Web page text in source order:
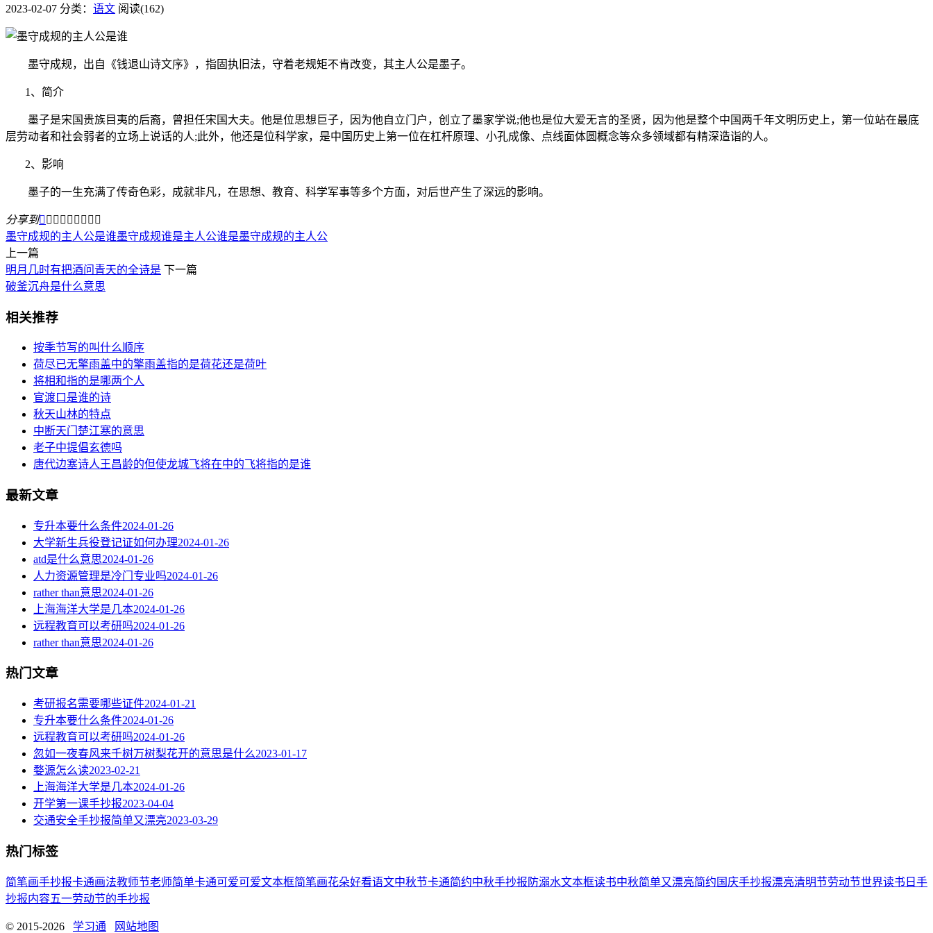
2023-02-07 分类： 语文 阅读(162)
墨守成规，出自《钱退山诗文序》，指固执旧法，守着老规矩不肯改变，其主人公是墨子。
1、简介
墨子是宋国贵族目夷的后裔，曾担任宋国大夫。他是位思想巨子，因为他自立门户，创立了墨家学说;他也是位大爱无言的圣贤，因为他是整个中国两千年文明历史上，第一位站在最底
层劳动者和社会弱者的立场上说话的人;此外，他还是位科学家，是中国历史上第一位在杠杆原理、小孔成像、点线面体圆概念等众多领域都有精深造诣的人。
2、影响
墨子的一生充满了传奇色彩，成就非凡，在思想、教育、科学军事等多个方面，对后世产生了深远的影响。
分享到        
墨守成规的主人公是谁墨守成规谁是主人公谁是墨守成规的主人公
上一篇
明月几时有把酒问青天的全诗是 下一篇
破釜沉舟是什么意思
相关推荐
按季节写的叫什么顺序
荷尽已无擎雨盖中的擎雨盖指的是荷花还是荷叶
将相和指的是哪两个人
官渡口是谁的诗
秋天山林的特点
中断天门楚江寒的意思
老子中提倡玄德吗
唐代边塞诗人王昌龄的但使龙城飞将在中的飞将指的是谁
最新文章
专升本要什么条件2024-01-26
大学新生兵役登记证如何办理2024-01-26
atd是什么意思2024-01-26
人力资源管理是冷门专业吗2024-01-26
rather than意思2024-01-26
上海海洋大学是几本2024-01-26
远程教育可以考研吗2024-01-26
rather than意思2024-01-26
热门文章
考研报名需要哪些证件2024-01-21
专升本要什么条件2024-01-26
远程教育可以考研吗2024-01-26
忽如一夜春风来千树万树梨花开的意思是什么2023-01-17
婺源怎么读2023-02-21
上海海洋大学是几本2024-01-26
开学第一课手抄报2023-04-04
交通安全手抄报简单又漂亮2023-03-29
热门标签
简笔画手抄报卡通画法教师节老师简单卡通可爱可爱文本框简笔画花朵好看语文中秋节卡通简约中秋手抄报 防溺水文本框读书中秋简单又漂亮简约 国庆手抄报漂亮清明节劳动节世界读书日 手
抄报内容五一劳动节的手抄报
© 2015-2026 学习通 网站地图